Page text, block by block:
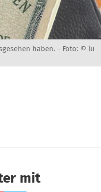
haben. - Foto: © lu